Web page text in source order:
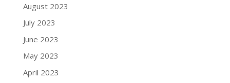
August 2023
July 2023
June 2023
May 2023
April 2023